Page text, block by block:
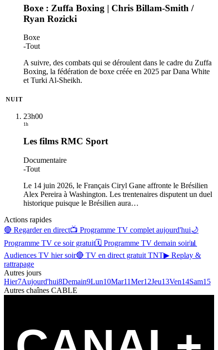
Boxe : Zuffa Boxing | Chris Billam-Smith /
Ryan Rozicki
Boxe
-Tout
A suivre, des combats qui se déroulent dans le cadre du Zuffa
Boxing, la fédération de boxe créée en 2025 par Dana White
et Turki Al-Sheikh.
NUIT
23h00
1h
Les films RMC Sport
Documentaire
-Tout
Le 14 juin 2026, le Français Ciryl Gane affronte le Brésilien
Alex Pereira à Washington. Les trentenaires disputent un duel
historique puisque le Brésilien aura…
Actions rapides
🔴 Regarder en direct📺 Programme TV complet aujourd'hui🌙
Programme TV ce soir gratuit🗓 Programme TV demain soir📊
Audiences TV hier soir🔴 TV en direct gratuit TNT▶ Replay &
rattrapage
Autres jours
Hier7Aujourd'hui8Demain9Lun10Mar11Mer12Jeu13Ven14Sam15
Autres chaînes CABLE